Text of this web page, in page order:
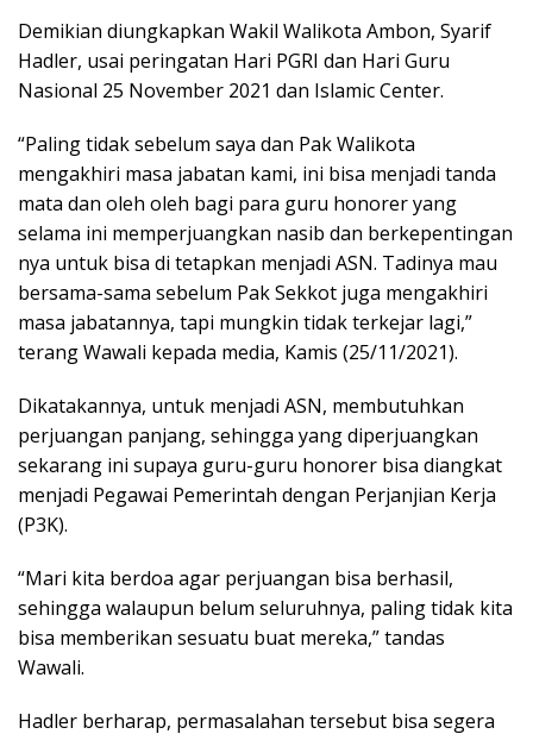
Demikian diungkapkan Wakil Walikota Ambon, Syarif
Hadler, usai peringatan Hari PGRI dan Hari Guru
Nasional 25 November 2021 dan Islamic Center.
“Paling tidak sebelum saya dan Pak Walikota
mengakhiri masa jabatan kami, ini bisa menjadi tanda
mata dan oleh oleh bagi para guru honorer yang
selama ini memperjuangkan nasib dan berkepentingan
nya untuk bisa di tetapkan menjadi ASN. Tadinya mau
bersama-sama sebelum Pak Sekkot juga mengakhiri
masa jabatannya, tapi mungkin tidak terkejar lagi,”
terang Wawali kepada media, Kamis (25/11/2021).
Dikatakannya, untuk menjadi ASN, membutuhkan
perjuangan panjang, sehingga yang diperjuangkan
sekarang ini supaya guru-guru honorer bisa diangkat
menjadi Pegawai Pemerintah dengan Perjanjian Kerja
(P3K).
“Mari kita berdoa agar perjuangan bisa berhasil,
sehingga walaupun belum seluruhnya, paling tidak kita
bisa memberikan sesuatu buat mereka,” tandas
Wawali.
Hadler berharap, permasalahan tersebut bisa segera